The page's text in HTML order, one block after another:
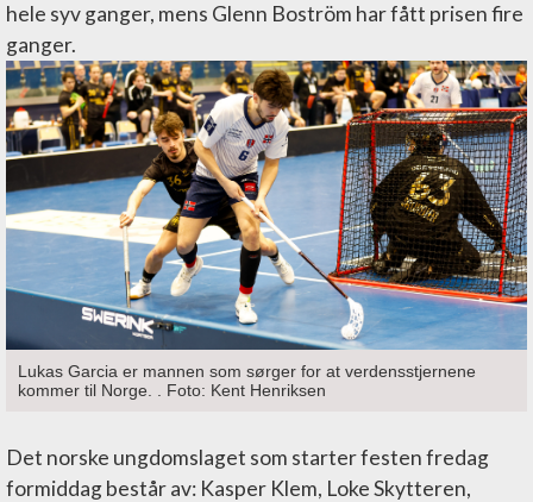
hele syv ganger, mens Glenn Boström har fått prisen fire
ganger.
Lukas Garcia er mannen som sørger for at verdensstjernene
kommer til Norge. . Foto: Kent Henriksen
Det norske ungdomslaget som starter festen fredag
formiddag består av: Kasper Klem, Loke Skytteren,